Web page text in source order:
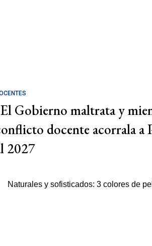
Gobierno maltrata y
docente acorrala a
2027